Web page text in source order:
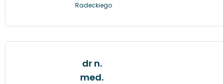
Radeckiego
dr n.
med.